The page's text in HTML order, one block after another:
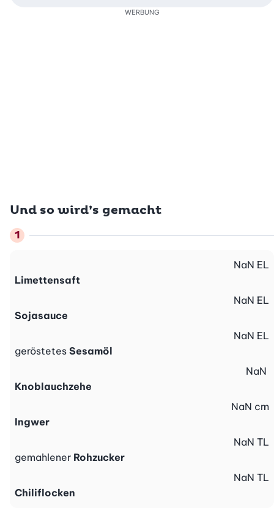
Und so wird’s gemacht
Limettensaft
NaN EL
Sojasauce
NaN EL
geröstetes Sesamöl
NaN EL
Knoblauchzehe
NaN
Ingwer
NaN cm
gemahlener Rohzucker
NaN TL
Chiliflocken
NaN TL
WERBUNG